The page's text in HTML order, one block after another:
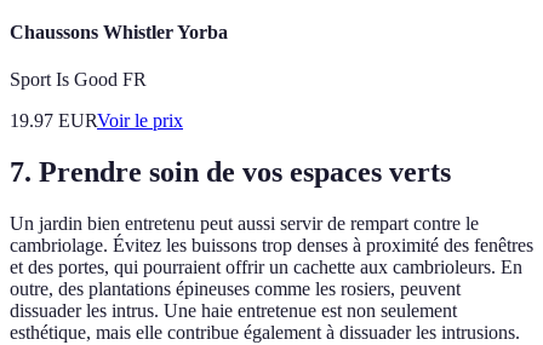
Chaussons Whistler Yorba
Sport Is Good FR
19.97 EURVoir le prix
7. Prendre soin de vos espaces verts
Un jardin bien entretenu peut aussi servir de rempart contre le
cambriolage. Évitez les buissons trop denses à proximité des fenêtres
et des portes, qui pourraient offrir un cachette aux cambrioleurs. En
outre, des plantations épineuses comme les rosiers, peuvent
dissuader les intrus. Une haie entretenue est non seulement
esthétique, mais elle contribue également à dissuader les intrusions.